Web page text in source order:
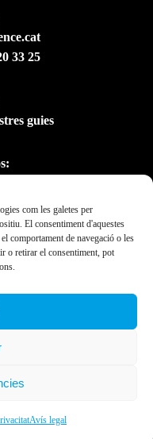
com les galetes per
El consentiment d'aquestes
comportament de navegació o les
o retirar el consentiment, pot
Avís legal
33 25
guies
reserved 2023.